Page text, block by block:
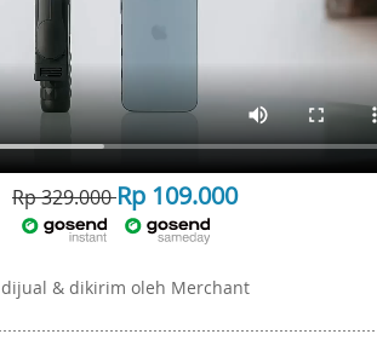
Rp 329.000Rp 109.000
dijual & dikirim oleh Merchant